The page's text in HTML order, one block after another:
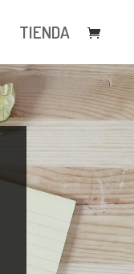
TIENDA